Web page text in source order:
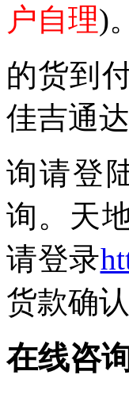
户自理)
的货到
佳吉通
询请登
询。天
请登录
货款确
在线咨